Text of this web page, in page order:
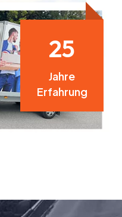
25
Jahre
Erfahrung